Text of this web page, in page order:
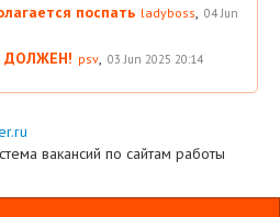
поспать ladyboss
04 Jun
ДОЛЖЕН! psv 03 Jun 2025 20:14
вакансий по сайтам работы